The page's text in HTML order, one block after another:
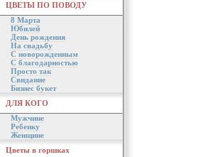
ЦВЕТЫ ПО ПОВОДУ
8 Марта
Юбилей
День рождения
На свадьбу
С новорожденным
С благодарностью
Просто так
Свидание
Бизнес букет
ДЛЯ КОГО
Мужчине
Ребенку
Женщине
Цветы в горшках